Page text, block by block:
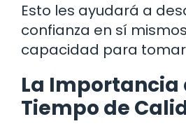
Esto les ayudará a
confianza en sí
capacidad para tomar
La Importancia
Tiempo de